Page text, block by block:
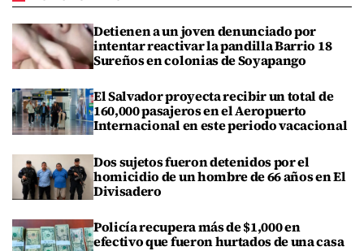
Detienen a un joven denunciado por
intentar reactivar la pandilla Barrio 18
Sureños en colonias de Soyapango
El Salvador proyecta recibir un total de
160,000 pasajeros en el Aeropuerto
Internacional en este periodo vacacional
Dos sujetos fueron detenidos por el
homicidio de un hombre de 66 años en El
Divisadero
Policía recupera más de $1,000 en
efectivo que fueron hurtados de una casa